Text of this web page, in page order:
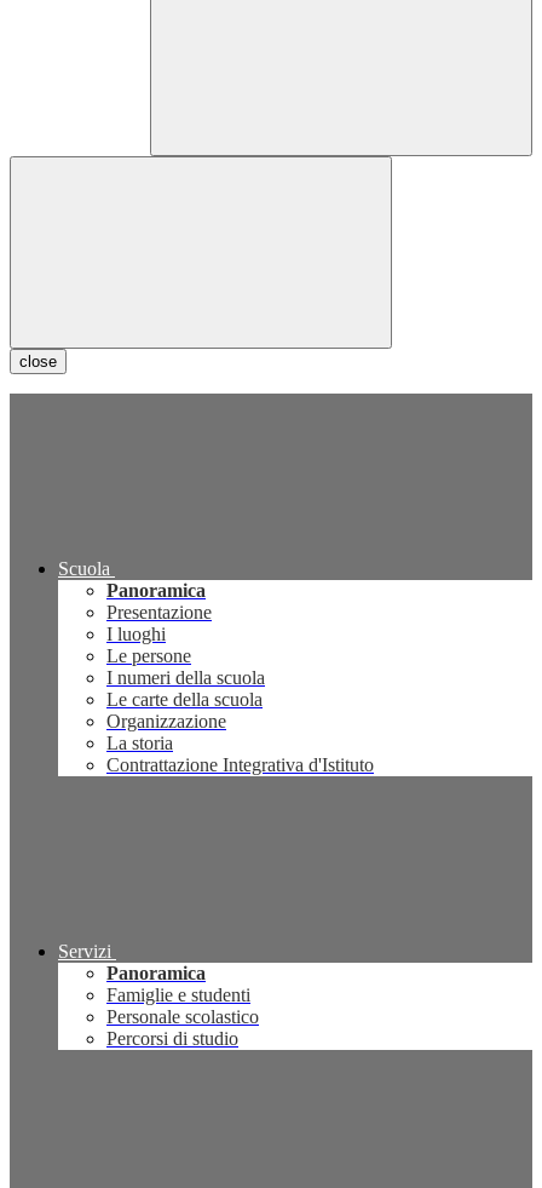
close
Scuola
Panoramica
Presentazione
I luoghi
Le persone
I numeri della scuola
Le carte della scuola
Organizzazione
La storia
Contrattazione Integrativa d'Istituto
Servizi
Panoramica
Famiglie e studenti
Personale scolastico
Percorsi di studio